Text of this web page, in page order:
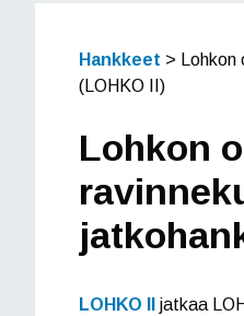
Hankkeet >
(LOHKO II)
Lohkon
LOHKO II jatkaa